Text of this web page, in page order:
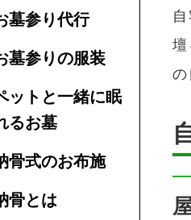
の
墓参り代行
墓参りの服装
ットと一緒に眠
るお墓
骨式のお布施
骨とは